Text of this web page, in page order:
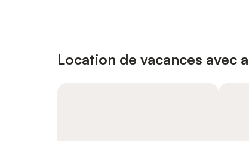
Location de vacances avec